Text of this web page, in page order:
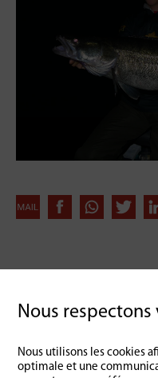
Nous
Nous utilisons les cookies
optimale et une